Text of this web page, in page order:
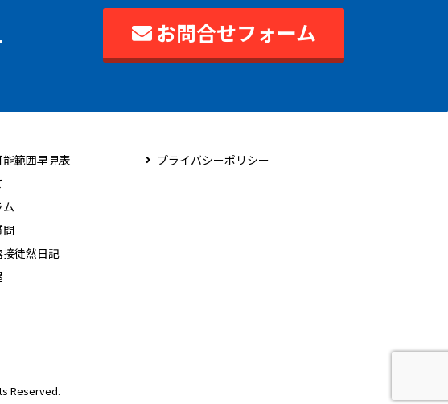
お問合せフォーム
範囲早見表
問
徒然日記
プライバシーポリシー
Reserved.